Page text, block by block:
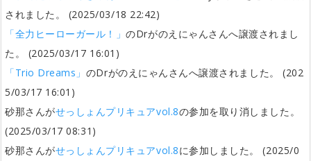
されました。 (2025/03/18 22:42)
「全力ヒーローガール！」のDrがのえにゃんさんへ譲渡されまし
た。 (2025/03/17 16:01)
「Trio Dreams」 のDrがのえにゃんさんへ譲渡されました。 (202
5/03/17 16:01)
砂那さんがせっしょんプリキュアvol.8の参加を取り消しました。
(2025/03/17 08:31)
砂那さんがせっしょんプリキュアvol.8に参加しました。 (2025/0